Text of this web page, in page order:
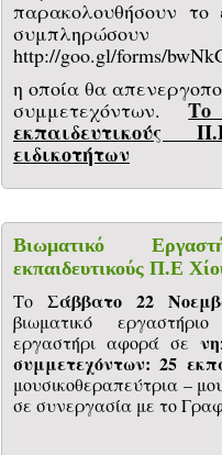
παρακολουθήσουν
http://goo.gl/forms/
η οποία θα
συμμετεχόντων.Το
εκπαιδευτικούς
ειδικοτήτων
Βιωματικό
εκπαιδευτικούς Π.Ε
Το Σάββατο 22
βιωματικό
εργαστήρι αφορά σε
συμμετεχόντων: 25
μουσικοθεραπεύτρια –
σε συνεργασία με το